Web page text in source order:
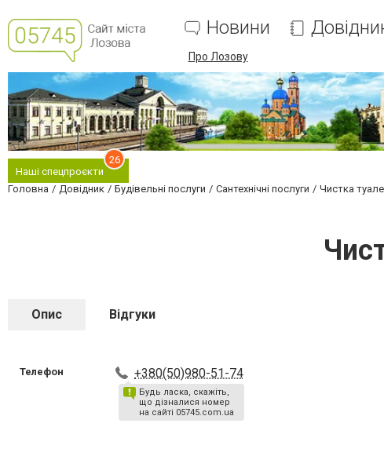
Новини
Про Лозову
Наші спецпроєкти
26
Головна Довідник Будівельні послуги Сантехнічні послуги Чистка
Опис Відгуки
Телефон +380(50)980-51-74
Будь ласка, скажіть,
що дізналися номер
на сайті 05745.com.ua